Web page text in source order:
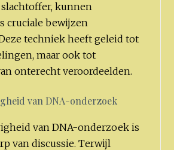
kunnen
cruciale bewijzen
techniek heeft geleid tot
maar ook tot
onterecht veroordeelden.
van DNA-onderzoek
van DNA-onderzoek is
van discussie. Terwijl